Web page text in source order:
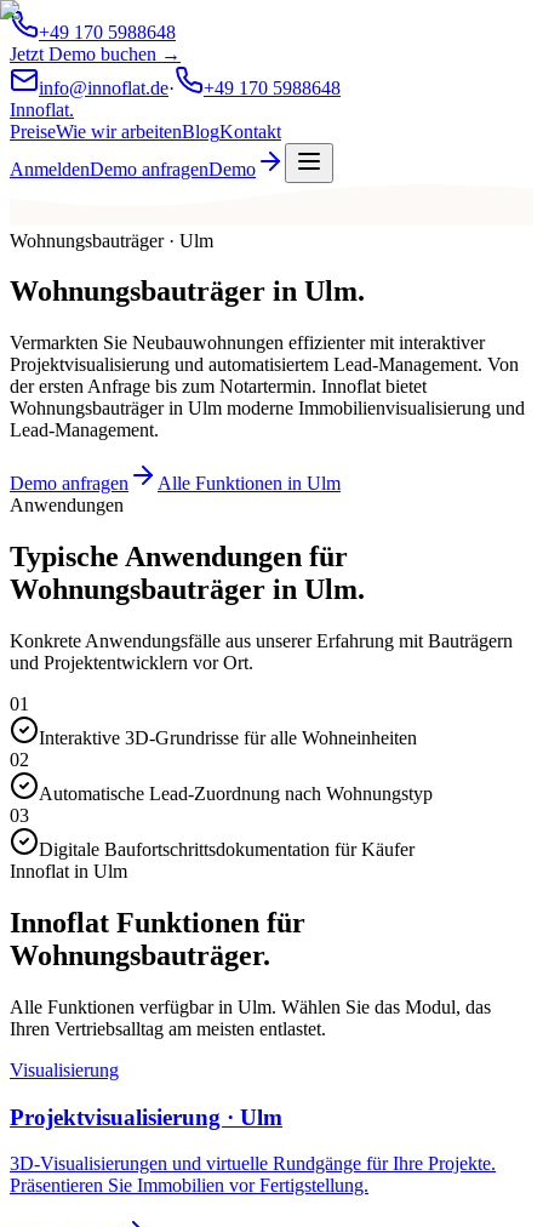
+49 170 5988648
Jetzt Demo buchen →
info@innoflat.de·
+49 170 5988648
Innoflat.
PreiseWie wir arbeitenBlogKontakt
AnmeldenDemo anfragenDemo
Wohnungsbauträger · Ulm
Wohnungsbauträger in Ulm.
Vermarkten Sie Neubauwohnungen effizienter mit interaktiver
Projektvisualisierung und automatisiertem Lead-Management. Von
der ersten Anfrage bis zum Notartermin. Innoflat bietet
Wohnungsbauträger in Ulm moderne Immobilienvisualisierung und
Lead-Management.
Demo anfragen
Alle Funktionen in Ulm
Anwendungen
Typische Anwendungen für
Wohnungsbauträger in Ulm.
Konkrete Anwendungsfälle aus unserer Erfahrung mit Bauträgern
und Projektentwicklern vor Ort.
01
Interaktive 3D-Grundrisse für alle Wohneinheiten
02
Automatische Lead-Zuordnung nach Wohnungstyp
03
Digitale Baufortschrittsdokumentation für Käufer
Innoflat in Ulm
Innoflat Funktionen für
Wohnungsbauträger.
Alle Funktionen verfügbar in Ulm. Wählen Sie das Modul, das
Ihren Vertriebsalltag am meisten entlastet.
Visualisierung
Projektvisualisierung · Ulm
3D-Visualisierungen und virtuelle Rundgänge für Ihre Projekte.
Präsentieren Sie Immobilien vor Fertigstellung.